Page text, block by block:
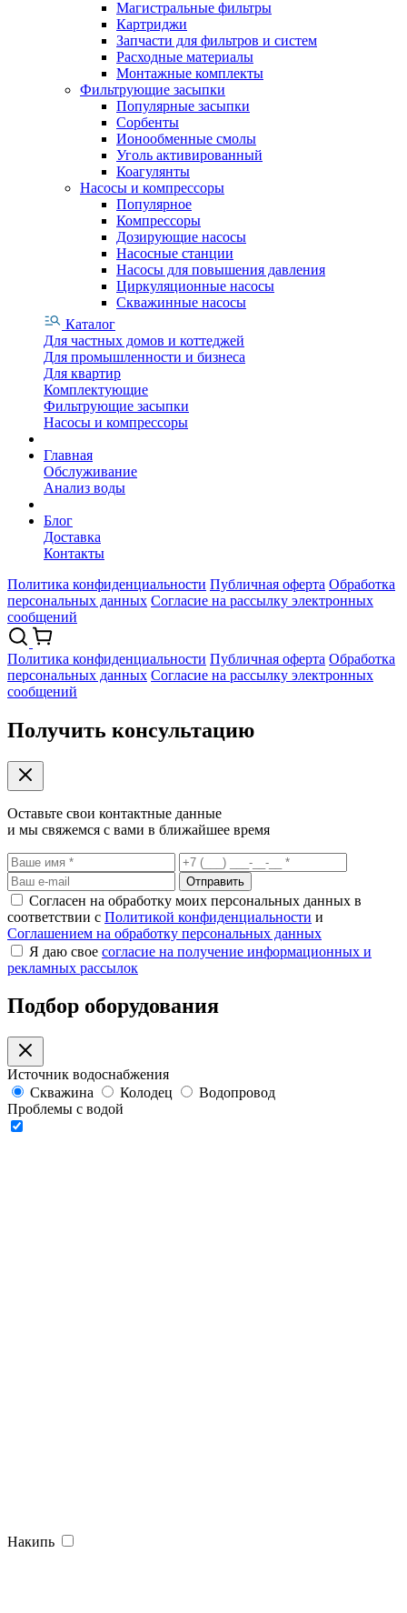
Магистральные фильтры
Картриджи
Запчасти для фильтров и систем
Расходные материалы
Монтажные комплекты
Фильтрующие засыпки
Популярные засыпки
Сорбенты
Ионообменные смолы
Уголь активированный
Коагулянты
Насосы и компрессоры
Популярное
Компрессоры
Дозирующие насосы
Насосные станции
Насосы для повышения давления
Циркуляционные насосы
Скважинные насосы
Каталог
Для частных домов и коттеджей
Для промышленности и бизнеса
Для квартир
Комплектующие
Фильтрующие засыпки
Насосы и компрессоры
Главная
Обслуживание
Анализ воды
Блог
Доставка
Контакты
Политика конфиденциальности Публичная оферта Обработка
персональных данных Согласие на рассылку электронных
сообщений
Политика конфиденциальности Публичная оферта Обработка
персональных данных Согласие на рассылку электронных
сообщений
Получить консультацию
Оставьте свои контактные данные
и мы свяжемся с вами в ближайшее время
Отправить
Согласен на обработку моих персональных данных в
соответствии с Политикой конфиденциальности и
Соглашением на обработку персональных данных
Я даю свое согласие на получение информационных и
рекламных рассылок
Подбор оборудования
Источник водоснабжения
Скважина
Колодец
Водопровод
Проблемы с водой
Накипь